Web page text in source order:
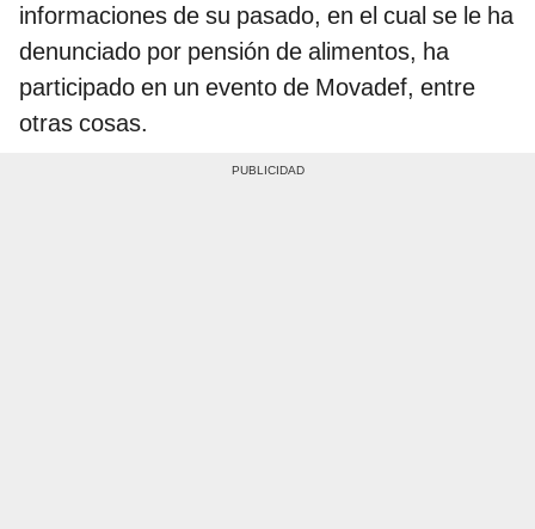
informaciones de su pasado, en el cual se le ha
denunciado por pensión de alimentos, ha
participado en un evento de Movadef, entre
otras cosas.